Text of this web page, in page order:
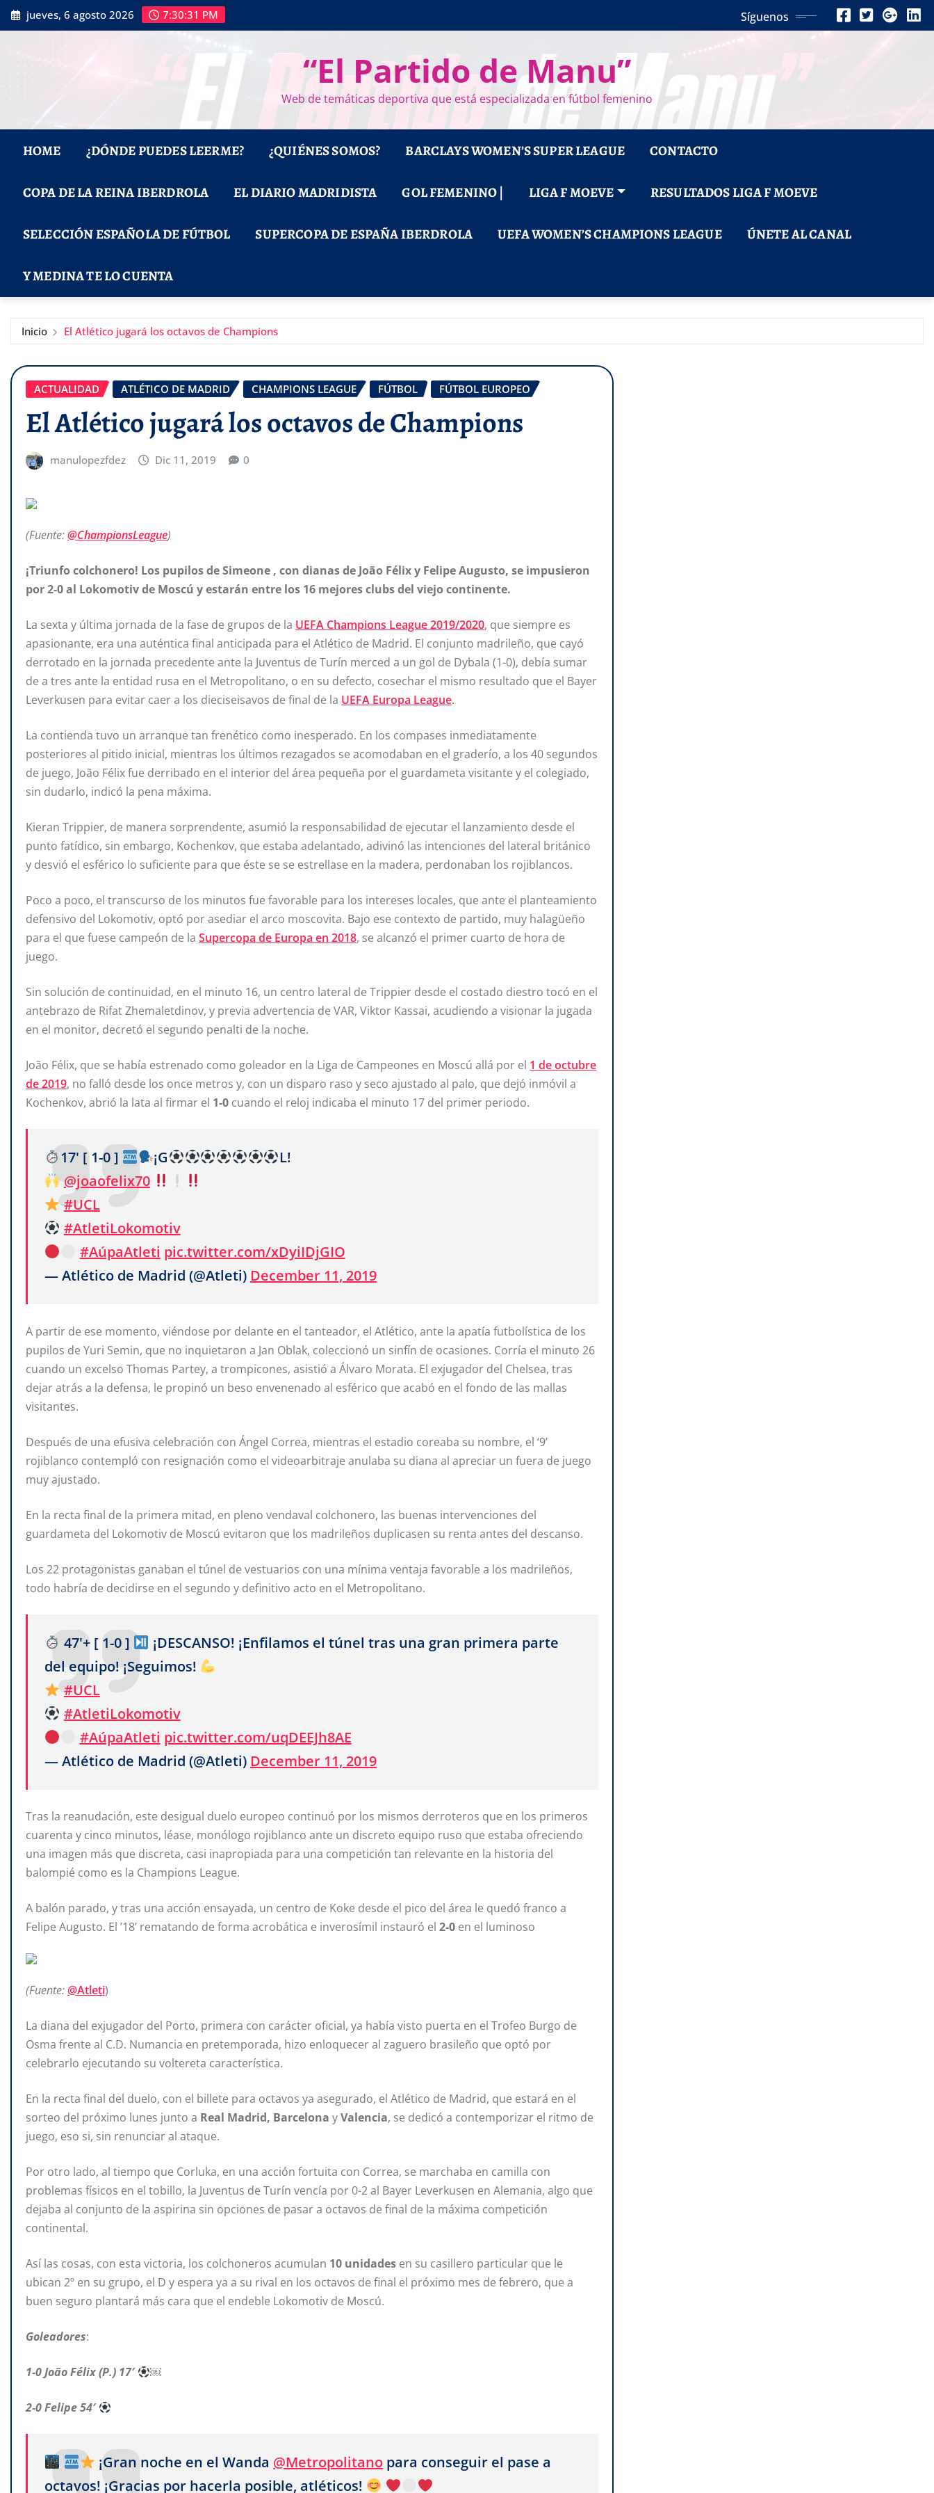
Saltar
al
jueves, 6 agosto 2026 7:30:32 PM Síguenos
“El Partido de Manu”
Web de temáticas deportiva que está especializada en fútbol femenino
HOME ¿DÓNDE PUEDES LEERME? ¿QUIÉNES SOMOS? BARCLAYS WOMEN’S SUPER LEAGUE CONTACTO
COPA DE LA REINA IBERDROLA EL DIARIO MADRIDISTA GOL FEMENINO | LIGA F MOEVE RESULTADOS LIGA F MOEVE
SELECCIÓN ESPAÑOLA DE FÚTBOL SUPERCOPA DE ESPAÑA IBERDROLA UEFA WOMEN’S CHAMPIONS LEAGUE ÚNETE AL CANAL
Y MEDINA TE LO CUENTA
Inicio El Atlético jugará los octavos de Champions
ACTUALIDAD ATLÉTICO DE MADRID CHAMPIONS LEAGUE FÚTBOL FÚTBOL EUROPEO
El Atlético jugará los octavos de Champions
manulopezfdez Dic 11, 2019 0
(Fuente:@ChampionsLeague)
¡Triunfo colchonero! Los pupilos de Simeone , con dianas de João Félix y Felipe Augusto, se impusieron
por 2-0 al Lokomotiv de Moscú y estarán entre los 16 mejores clubs del viejo continente.
La sexta y última jornada de la fase de grupos de la UEFA Champions League 2019/2020, que siempre es
apasionante, era una auténtica final anticipada para el Atlético de Madrid. El conjunto madrileño, que cayó
derrotado en la jornada precedente ante la Juventus de Turín merced a un gol de Dybala (1-0), debía sumar
de a tres ante la entidad rusa en el Metropolitano, o en su defecto, cosechar el mismo resultado que el Bayer
Leverkusen para evitar caer a los dieciseisavos de final de la UEFA Europa League.
La contienda tuvo un arranque tan frenético como inesperado. En los compases inmediatamente
posteriores al pitido inicial, mientras los últimos rezagados se acomodaban en el graderío, a los 40 segundos
de juego, João Félix fue derribado en el interior del área pequeña por el guardameta visitante y el colegiado,
sin dudarlo, indicó la pena máxima.
Kieran Trippier, de manera sorprendente, asumió la responsabilidad de ejecutar el lanzamiento desde el
punto fatídico, sin embargo, Kochenkov, que estaba adelantado, adivinó las intenciones del lateral británico
y desvió el esférico lo suficiente para que éste se se estrellase en la madera, perdonaban los rojiblancos.
Poco a poco, el transcurso de los minutos fue favorable para los intereses locales, que ante el planteamiento
defensivo del Lokomotiv, optó por asediar el arco moscovita. Bajo ese contexto de partido, muy halagüeño
para el que fuese campeón de la Supercopa de Europa en 2018, se alcanzó el primer cuarto de hora de
juego.
Sin solución de continuidad, en el minuto 16, un centro lateral de Trippier desde el costado diestro tocó en el
antebrazo de Rifat Zhemaletdinov, y previa advertencia de VAR, Viktor Kassai, acudiendo a visionar la jugada
en el monitor, decretó el segundo penalti de la noche.
João Félix, que se había estrenado como goleador en la Liga de Campeones en Moscú allá por el 1 de octubre
de 2019, no falló desde los once metros y, con un disparo raso y seco ajustado al palo, que dejó inmóvil a
Kochenkov, abrió la lata al firmar el 1-0 cuando el reloj indicaba el minuto 17 del primer periodo.
17' [ 1-0 ] ¡G
L!
@joaofelix70
#UCL
#AtletiLokomotiv
#AúpaAtleti pic.twitter.com/xDyiIDjGIO
— Atlético de Madrid (@Atleti) December 11, 2019
A partir de ese momento, viéndose por delante en el tanteador, el Atlético, ante la apatía futbolística de los
pupilos de Yuri Semin, que no inquietaron a Jan Oblak, coleccionó un sinfín de ocasiones. Corría el minuto 26
cuando un excelso Thomas Partey, a trompicones, asistió a Álvaro Morata. El exjugador del Chelsea, tras
dejar atrás a la defensa, le propinó un beso envenenado al esférico que acabó en el fondo de las mallas
visitantes.
Después de una efusiva celebración con Ángel Correa, mientras el estadio coreaba su nombre, el ‘9’
rojiblanco contempló con resignación como el videoarbitraje anulaba su diana al apreciar un fuera de juego
muy ajustado.
En la recta final de la primera mitad, en pleno vendaval colchonero, las buenas intervenciones del
guardameta del Lokomotiv de Moscú evitaron que los madrileños duplicasen su renta antes del descanso.
Los 22 protagonistas ganaban el túnel de vestuarios con una mínima ventaja favorable a los madrileños,
todo habría de decidirse en el segundo y definitivo acto en el Metropolitano.
47'+ [ 1-0 ]
¡DESCANSO! ¡Enfilamos el túnel tras una gran primera parte
del equipo! ¡Seguimos!
#UCL
#AtletiLokomotiv
#AúpaAtleti pic.twitter.com/uqDEEJh8AE
— Atlético de Madrid (@Atleti) December 11, 2019
Tras la reanudación, este desigual duelo europeo continuó por los mismos derroteros que en los primeros
cuarenta y cinco minutos, léase, monólogo rojiblanco ante un discreto equipo ruso que estaba ofreciendo
una imagen más que discreta, casi inapropiada para una competición tan relevante en la historia del
balompié como es la Champions League.
A balón parado, y tras una acción ensayada, un centro de Koke desde el pico del área le quedó franco a
Felipe Augusto. El ’18’ rematando de forma acrobática e inverosímil instauró el 2-0 en el luminoso
(Fuente: @Atleti)
La diana del exjugador del Porto, primera con carácter oficial, ya había visto puerta en el Trofeo Burgo de
Osma frente al C.D. Numancia en pretemporada, hizo enloquecer al zaguero brasileño que optó por
celebrarlo ejecutando su voltereta característica.
En la recta final del duelo, con el billete para octavos ya asegurado, el Atlético de Madrid, que estará en el
sorteo del próximo lunes junto a Real Madrid, Barcelona yValencia, se dedicó a contemporizar el ritmo de
juego, eso si, sin renunciar al ataque.
Por otro lado, al tiempo que Corluka, en una acción fortuita con Correa, se marchaba en camilla con
problemas físicos en el tobillo, la Juventus de Turín vencía por 0-2 al Bayer Leverkusen en Alemania, algo que
dejaba al conjunto de la aspirina sin opciones de pasar a octavos de final de la máxima competición
continental.
Así las cosas, con esta victoria, los colchoneros acumulan 10 unidades en su casillero particular que le
ubican 2º en su grupo, el D y espera ya a su rival en los octavos de final el próximo mes de febrero, que a
buen seguro plantará más cara que el endeble Lokomotiv de Moscú.
Goleadores:
1-0 JoãoFélix (P.) 17′ ￼
2-0 Felipe 54′
¡Gran noche en el Wanda @Metropolitano para conseguir el pase a
octavos! ¡Gracias por hacerla posible, atléticos!